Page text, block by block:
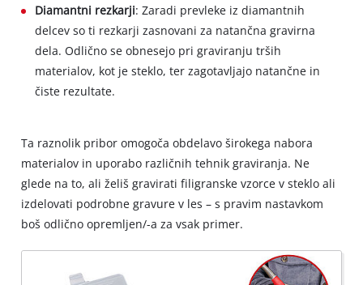
Diamantni rezkarji: Zaradi prevleke iz diamantnih
delcev so ti rezkarji zasnovani za natančna gravirna
dela. Odlično se obnesejo pri graviranju trših
materialov, kot je steklo, ter zagotavljajo natančne in
čiste rezultate.
Ta raznolik pribor omogoča obdelavo širokega nabora
materialov in uporabo različnih tehnik graviranja. Ne
glede na to, ali želiš gravirati filigranske vzorce v steklo ali
izdelovati podrobne gravure v les – s pravim nastavkom
boš odlično opremljen/-a za vsak primer.